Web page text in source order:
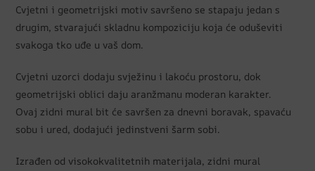
Cvjetni i geometrijski motiv savršeno se stapaju jedan s
drugim, stvarajući skladnu kompoziciju koja će oduševiti
svakoga tko uđe u vaš dom.
Cvjetni uzorci dodaju svježinu i lakoću prostoru, dok
geometrijski oblici daju aranžmanu moderan karakter.
Ovaj zidni mural bit će savršen za dnevni boravak, spavaću
sobu i ured, dodajući jedinstveni šarm sobi.
Izrađen od visokokvalitetnih materijala, zidni mural